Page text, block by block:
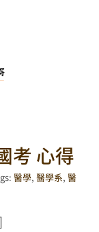
考 心得
醫學, 醫學系, 醫